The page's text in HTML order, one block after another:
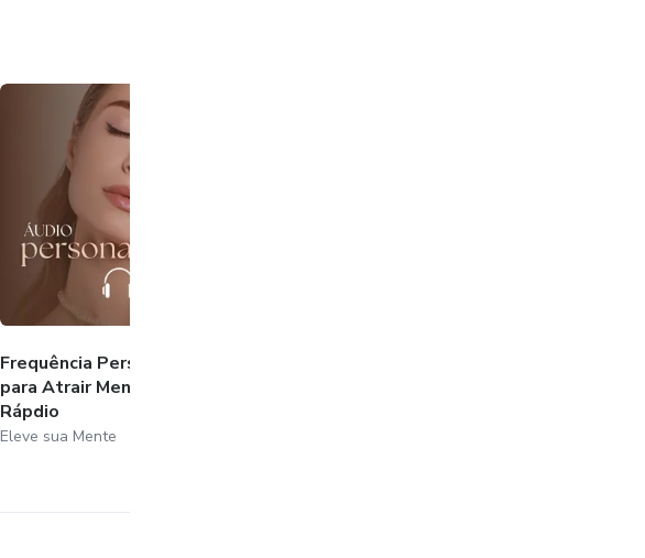
Frequência Personalizada
para Atrair Mensagem mais
Rápdio
Eleve sua Mente